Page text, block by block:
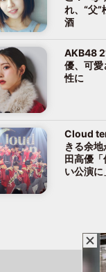
れ、“父
酒
AKB48
優、可愛
性に
Cloud
きる余
田高優
い公演に